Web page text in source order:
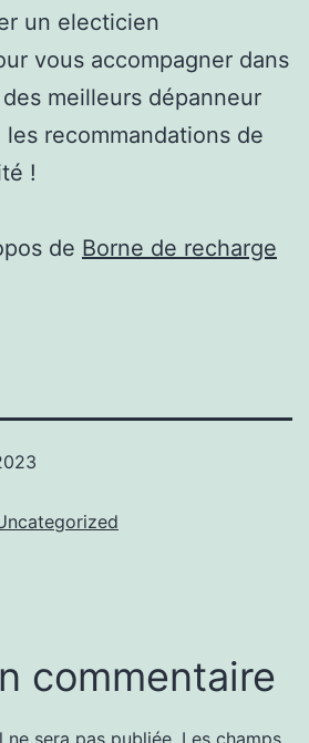
un electicien
vous accompagner dans
meilleurs dépanneur
recommandations de
!
de Borne de recharge
commentaire
sera pas publiée. Les champs